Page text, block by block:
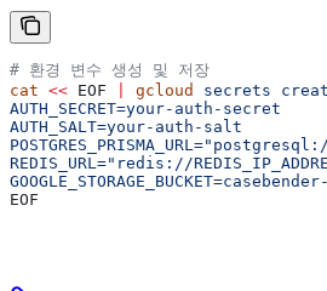
# 환경 변수 생성 및 저장
cat << EOF gcloud secrets
AUTH_SECRET=your-auth-secret
AUTH_SALT=your-auth-salt
REDIS_URL="redis://
EOF